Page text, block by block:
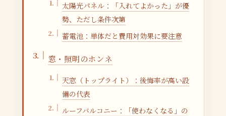
太陽光パネル：「入れてよかった」が優
勢、ただし条件次第
蓄電池：単体だと費用対効果に要注意
窓・照明のホンネ
天窓（トップライト）：後悔率が高い設
備の代表
ルーフバルコニー：「使わなくなる」の